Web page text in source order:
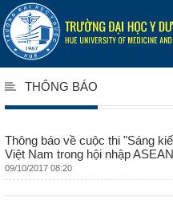
THÔNG BÁO
Thông báo về cuộc thi "Sáng
Việt Nam trong hội nhập
09/10/2017 08:20